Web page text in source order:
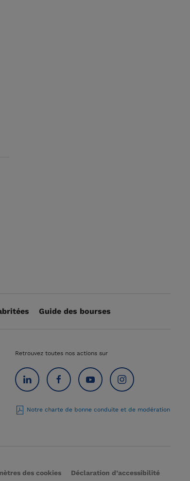
Guide des bourses
Retrouvez toutes nos actions sur
Notre charte de bonne conduite et de modération
des cookies Déclaration d’accessibilité